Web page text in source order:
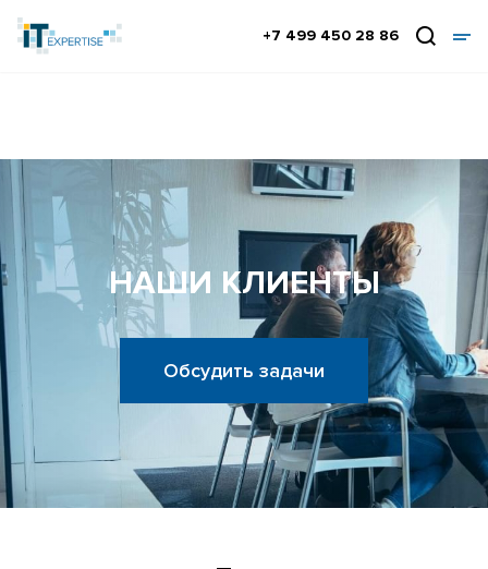
+7 499 450 28 86
НАШИ КЛИЕНТЫ
Обсудить задачи